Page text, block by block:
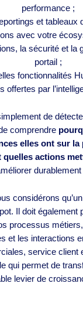
performance ;
et tableaux
avec votre
la sécurité et la
portail ;
fonctionnalités
offertes par
de
comprendre
elles ont sur la
quelles actions
considérons
Il doit également
processus
et les interactions
service client
qui permet de
levier de